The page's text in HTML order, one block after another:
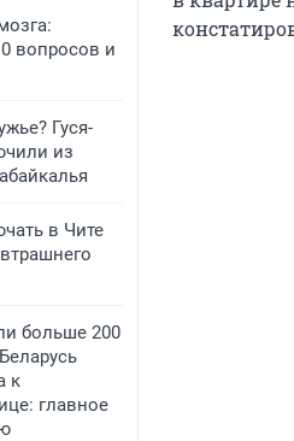
вопросов и
Гуся-
из
в Чите
больше 200
к
главное